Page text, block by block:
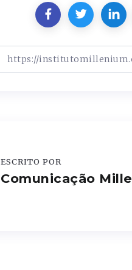
ESCRITO POR
Comunicação